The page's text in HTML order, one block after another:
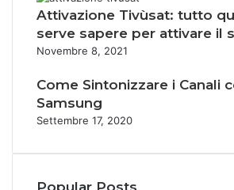
Attivazione Tivùsat: tutto
serve sapere per attivare il
Novembre 8, 2021
Come Sintonizzare i Canali
Samsung
Settembre 17, 2020
Popular Posts